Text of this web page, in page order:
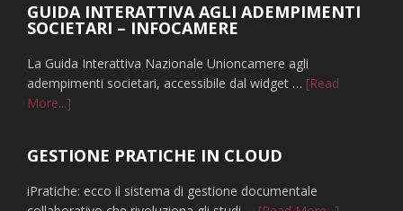
GUIDA INTERATTIVA AGLI ADEMPIMENTI
SOCIETARI – INFOCAMERE
La Guida Interattiva Nazionale Unioncamere agli
adempimenti societari, accessibile dal widget … [Read
More...]
ADEMPIMENTI
–
GESTIONE PRATICHE IN CLOUD
iPratiche: ecco il sistema di gestione documentale